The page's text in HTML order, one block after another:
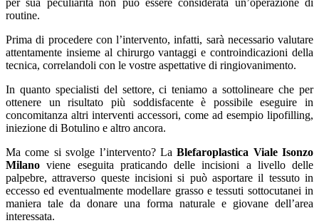
routine.
Prima di procedere con l’intervento, infatti, sarà necessario valutare
attentamente insieme al chirurgo vantaggi e controindicazioni della
tecnica, correlandoli con le vostre aspettative di ringiovanimento.
In quanto specialisti del settore, ci teniamo a sottolineare che per
ottenere un risultato più soddisfacente è possibile eseguire in
concomitanza altri interventi accessori, come ad esempio lipofilling,
iniezione di Botulino e altro ancora.
Ma come si svolge l’intervento? LaBlefaroplastica Viale Isonzo
Milano viene eseguita praticando delle incisioni a livello delle
palpebre, attraverso queste incisioni si può asportare il tessuto in
eccesso ed eventualmente modellare grasso e tessuti sottocutanei in
maniera tale da donare una forma naturale e giovane dell’area
interessata.